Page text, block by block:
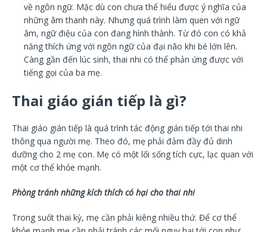
về ngôn ngữ. Mặc dù con chưa thể hiểu được ý nghĩa của
những âm thanh này. Nhưng quá trình làm quen với ngữ
âm, ngữ điệu của con đang hình thành. Từ đó con có khả
năng thích ứng với ngôn ngữ của đại não khi bé lớn lên.
Càng gần đến lúc sinh, thai nhi có thể phản ứng được với
tiếng gọi của ba mẹ.
Thai giáo gián tiếp là gì?
Thai giáo gián tiếp là quá trình tác động gián tiếp tới thai nhi
thông qua người mẹ. Theo đó, mẹ phải đảm đầy đủ dinh
dưỡng cho 2 mẹ con. Mẹ có một lối sống tích cực, lạc quan với
một cơ thể khỏe mạnh.
Phòng tránh những kích thích có hại cho thai nhi
Trong suốt thai kỳ, mẹ cần phải kiêng nhiều thứ. Để cơ thể